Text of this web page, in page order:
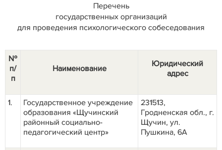
Перечень
государственных организаций
для проведения психологического собеседования
№
п/
п
Наименование
Юридический
адрес
1.
Государственное учреждение
образования «Щучинский
районный социально-
педагогический центр»
231513,
Гродненская обл., г.
Щучин, ул.
Пушкина, 6А